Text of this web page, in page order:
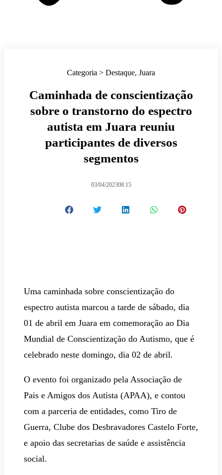
Categoria > Destaque, Juara
Caminhada de conscientização
sobre o transtorno do espectro
autista em Juara reuniu
participantes de diversos
segmentos
03/04/202308:15
Uma caminhada sobre conscientização do
espectro autista marcou a tarde de sábado, dia
01 de abril em Juara em comemoração ao Dia
Mundial de Conscientização do Autismo, que é
celebrado neste domingo, dia 02 de abril.
O evento foi organizado pela Associação de
Pais e Amigos dos Autista (APAA), e contou
com a parceria de entidades, como Tiro de
Guerra, Clube dos Desbravadores Castelo Forte,
e apoio das secretarias de saúde e assistência
social.